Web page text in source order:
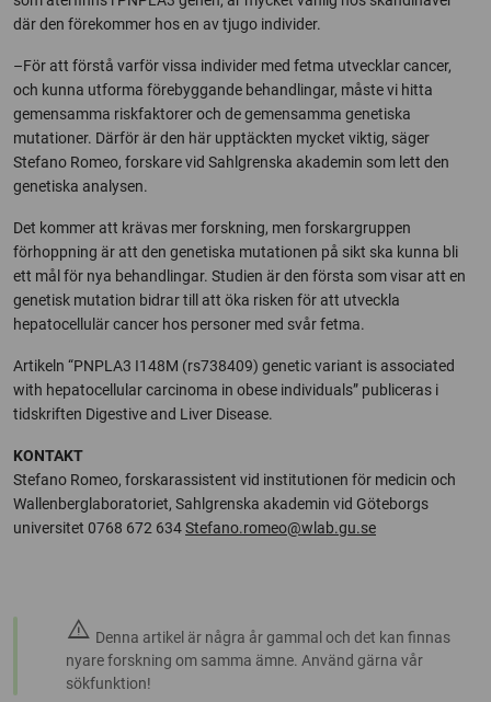
där den förekommer hos en av tjugo individer.
–För att förstå varför vissa individer med fetma utvecklar cancer,
och kunna utforma förebyggande behandlingar, måste vi hitta
gemensamma riskfaktorer och de gemensamma genetiska
mutationer. Därför är den här upptäckten mycket viktig, säger
Stefano Romeo, forskare vid Sahlgrenska akademin som lett den
genetiska analysen.
Det kommer att krävas mer forskning, men forskargruppen
förhoppning är att den genetiska mutationen på sikt ska kunna bli
ett mål för nya behandlingar. Studien är den första som visar att en
genetisk mutation bidrar till att öka risken för att utveckla
hepatocellulär cancer hos personer med svår fetma.
Artikeln “PNPLA3 I148M (rs738409) genetic variant is associated
with hepatocellular carcinoma in obese individuals” publiceras i
tidskriften Digestive and Liver Disease.
KONTAKT
Stefano Romeo, forskarassistent vid institutionen för medicin och
Wallenberglaboratoriet, Sahlgrenska akademin vid Göteborgs
universitet 0768 672 634Stefano.romeo@wlab.gu.se
warning Denna artikel är några år gammal och det kan finnas
nyare forskning om samma ämne. Använd gärna vår
sökfunktion!